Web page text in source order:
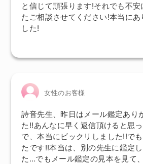
と信じて頑張ります!それでも不安
たご相談させてください!本当にあ
した!
女性のお客様
詩音先生、昨日はメール鑑定あり
た!!あんなに早く返信頂けると思
で、本当にビックリしました!!で
たです!!本当は、別の先生に鑑定
た…でもメール鑑定の見本を見て